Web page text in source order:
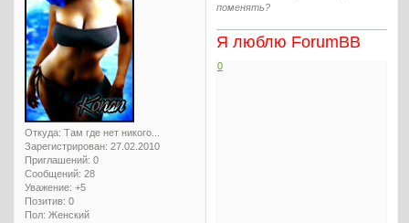
Откуда: Там где нет никого...
Зарегистрирован: 27.02.2010
Приглашений: 0
Сообщений: 28
Уважение: +5
Позитив: 0
Пол: Женский
поменять?
Я люблю ForumBB
0